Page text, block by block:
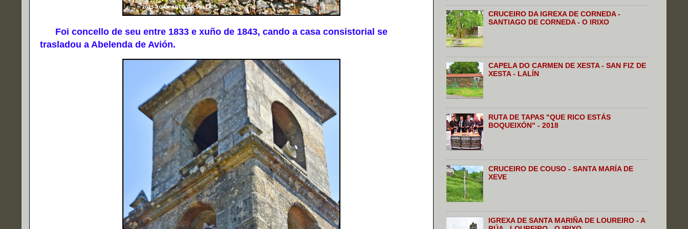
Foi concello de seu entre 1833 e xuño de 1843, cando a casa consistorial se
trasladou a Abelenda de Avión.
CRUCEIRO DA IGREXA DE CORNEDA -
SANTIAGO DE CORNEDA - O IRIXO
CAPELA DO CARMEN DE XESTA - SAN FIZ DE
XESTA - LALÍN
RUTA DE TAPAS "QUE RICO ESTÁS
BOQUEIXÓN" - 2018
CRUCEIRO DE COUSO - SANTA MARÍA DE
XEVE
IGREXA DE SANTA MARIÑA DE LOUREIRO - A